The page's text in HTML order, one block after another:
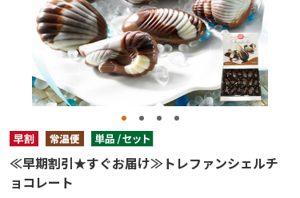
≪早期割引★すぐお届け≫トレファンシェルチ
ョコレート